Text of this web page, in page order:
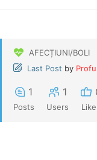
AFECȚIUNI/BOLI
Last Post by
1
Posts
1
Users